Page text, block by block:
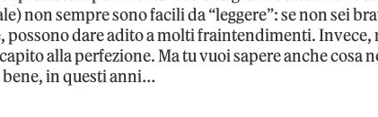
non sempre sono facili da “leggere”: se non sei
possono dare adito a molti fraintendimenti. Invece,
alla perfezione. Ma tu vuoi sapere anche cosa
in questi anni…